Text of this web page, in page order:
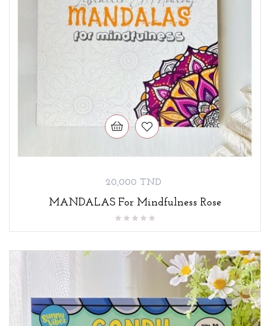
Prix
20,000 TND
MANDALAS For Mindfulness Rose